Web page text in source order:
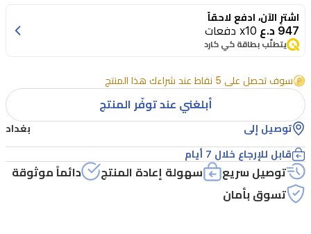
أبيض
من
ديلوكس
من
حميدي.
يقدم
هذا
العطر
اشترِ الآن، ادفع لاحقاً
947 د.ع x10 دفعات
يتطلّب بطاقة كي كارد
سوف تحصل على 5 نقاط عند شراءك هذا المنتج
أبلغني عند توفّر المنتج
توصيل إلى بغداد
قابل للإرجاع خلال 7 أيام
توصيل سريع سهولة إعادة المنتج
دائماً موثوقة
تسوق بأمان